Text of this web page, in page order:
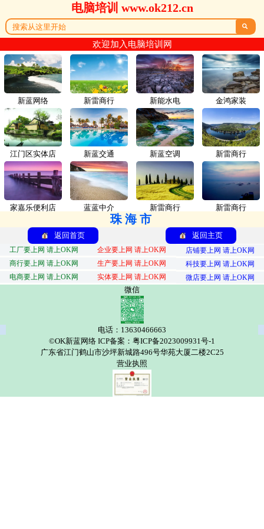
电脑培训 www.ok212.cn

欢迎加入电脑培训网
新蓝网络 新雷商行
江门区实体店 新蓝交通
家嘉乐便利店 蓝蓝中介
新能水电 金鸿家装
新蓝空调 新雷商行
新雷商行 新雷商行
珠海市
返回首页 返回主页
工厂要上网 请上OK网 企业要上网 请上OK网
店铺要上网 请上OK网
商行要上网 请上OK网
生产要上网 请上OK网
科技要上网 请上OK网
电商要上网 请上OK网
实体要上网 请上OK网 微店要上网 请上OK网
微信
电话：13630466663
©OK新蓝网络 ICP备案：粤ICP备2023009931号-1
广东省江门鹤山市沙坪新城路496号华苑大厦二楼2C25
营业执照